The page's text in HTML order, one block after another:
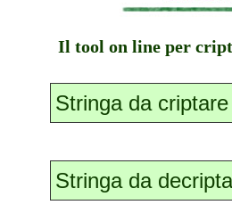
Il tool on line per